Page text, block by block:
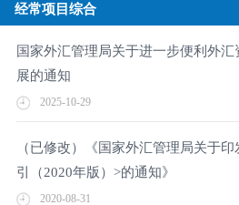
经常项目综合
国家外汇管理局关于进一步便利外
展的通知
2025-10-29
（已修改）《国家外汇管理局关于
引（2020年版）>的通知》
2020-08-31